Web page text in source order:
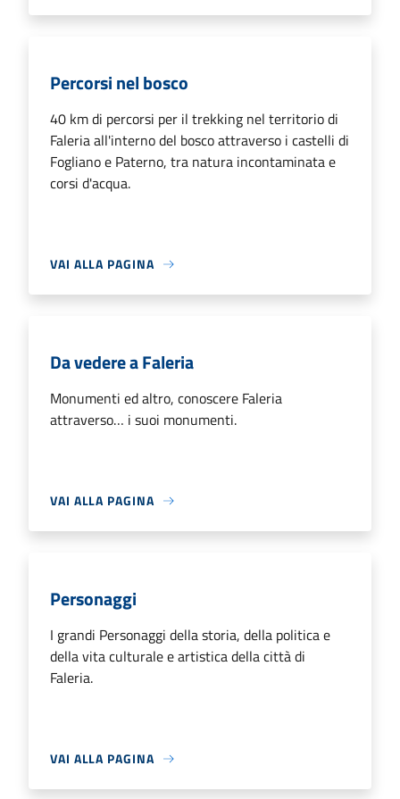
Percorsi nel bosco
40 km di percorsi per il trekking nel territorio di
Faleria all'interno del bosco attraverso i castelli di
Fogliano e Paterno, tra natura incontaminata e
corsi d'acqua.
VAI ALLA PAGINA
Da vedere a Faleria
Monumenti ed altro, conoscere Faleria
attraverso… i suoi monumenti.
VAI ALLA PAGINA
Personaggi
I grandi Personaggi della storia, della politica e
della vita culturale e artistica della città di
Faleria.
VAI ALLA PAGINA